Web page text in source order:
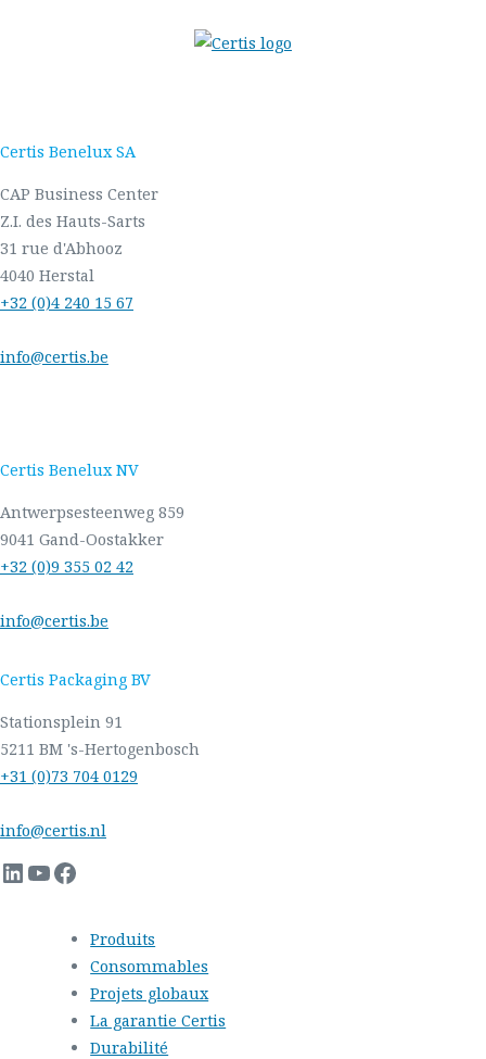
Certis Benelux SA
CAP Business Center
Z.I. des Hauts-Sarts
31 rue d'Abhooz
4040 Herstal
+32 (0)4 240 15 67
info@certis.be
Certis Benelux NV
Antwerpsesteenweg 859
9041 Gand-Oostakker
+32 (0)9 355 02 42
info@certis.be
Certis Packaging BV
Stationsplein 91
5211 BM 's-Hertogenbosch
+31 (0)73 704 0129
info@certis.nl
LinkedIn YouTube Facebook
Produits
Consommables
Projets globaux
La garantie Certis
Durabilité